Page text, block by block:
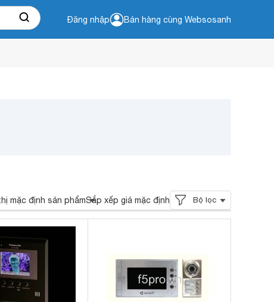
Đăng nhập Bán hàng cùng Websosanh
mặc định sản phẩmSắp xếp giá mặc định Bộ lọc